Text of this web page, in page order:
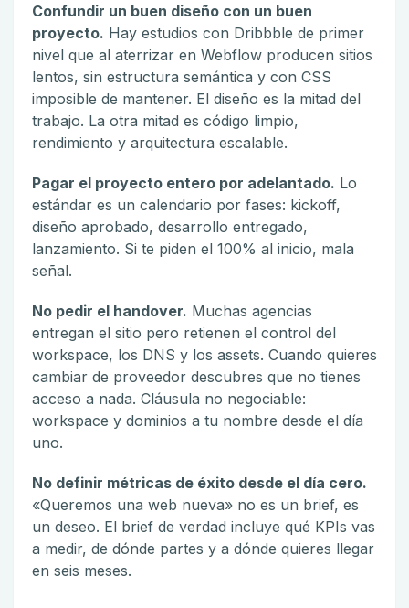
Confundir un buen diseño con un buen
proyecto. Hay estudios con Dribbble de primer
nivel que al aterrizar en Webflow producen sitios
lentos, sin estructura semántica y con CSS
imposible de mantener. El diseño es la mitad del
trabajo. La otra mitad es código limpio,
rendimiento y arquitectura escalable.
Pagar el proyecto entero por adelantado. Lo
estándar es un calendario por fases: kickoff,
diseño aprobado, desarrollo entregado,
lanzamiento. Si te piden el 100% al inicio, mala
señal.
No pedir el handover. Muchas agencias
entregan el sitio pero retienen el control del
workspace, los DNS y los assets. Cuando quieres
cambiar de proveedor descubres que no tienes
acceso a nada. Cláusula no negociable:
workspace y dominios a tu nombre desde el día
uno.
No definir métricas de éxito desde el día cero.
«Queremos una web nueva» no es un brief, es
un deseo. El brief de verdad incluye qué KPIs vas
a medir, de dónde partes y a dónde quieres llegar
en seis meses.